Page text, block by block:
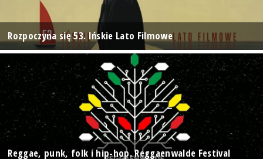
Rozpoczyna się 53. Ińskie Lato Filmowe
Reggae, punk, folk i hip-hop. Reggaenwalde Festival